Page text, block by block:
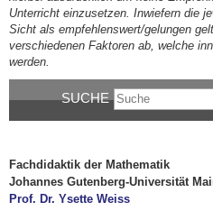
Unterricht einzusetzen. Inwiefern die
Sicht als empfehlenswert/gelungen
verschiedenen Faktoren ab, welche
werden.
SUCHE
Fachdidaktik der Mathematik
Johannes Gutenberg-Universität
Prof. Dr. Ysette Weiss